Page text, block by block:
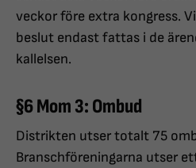
veckor före extra kongress.
beslut endast fattas i de
kallelsen.
§6 Mom 3: Ombud
Distrikten utser totalt 75
Branschföreningarna utser